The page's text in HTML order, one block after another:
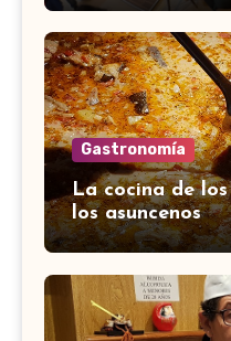
Gastronomía
La cocina de
los asuncenos